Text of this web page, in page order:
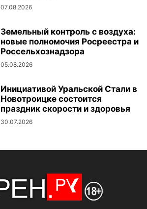
07.08.2026
Земельный контроль с воздуха:
новые полномочия Росреестра и
Россельхознадзора
05.08.2026
Инициативой Уральской Стали в
Новотроицке состоится
праздник скорости и здоровья
30.07.2026